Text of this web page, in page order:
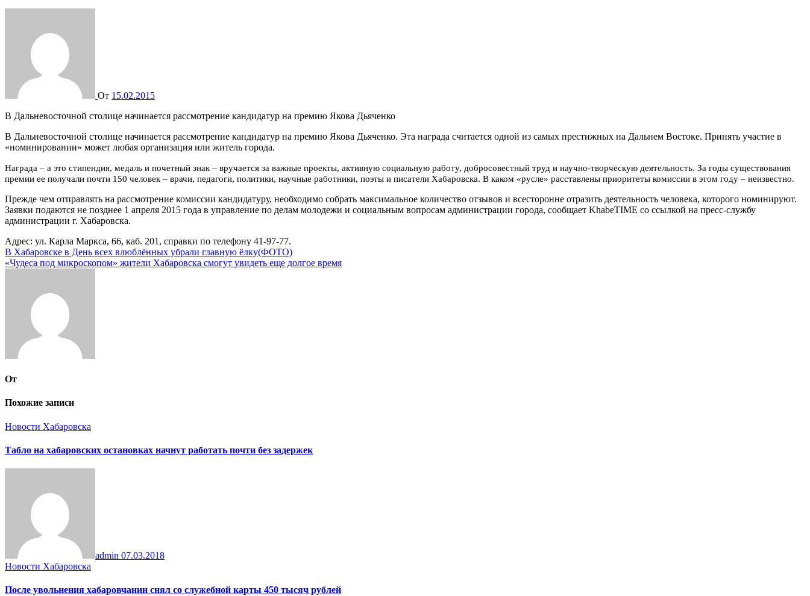
От 15.02.2015
В Дальневосточной столице начинается рассмотрение кандидатур на премию Якова Дьяченко
В Дальневосточной столице начинается рассмотрение кандидатур на премию Якова Дьяченко. Эта награда считается одной из самых престижных на Дальнем Востоке. Принять участие в
«номинировании» может любая организация или житель города.
Награда – а это стипендия, медаль и почетный знак – вручается за важные проекты, активную социальную работу, добросовестный труд и научно-творческую деятельность. За годы существования
премии ее получали почти 150 человек – врачи, педагоги, политики, научные работники, поэты и писатели Хабаровска. В каком «русле» расставлены приоритеты комиссии в этом году – неизвестно.
Прежде чем отправлять на рассмотрение комиссии кандидатуру, необходимо собрать максимальное количество отзывов и всесторонне отразить деятельность человека, которого номинируют.
Заявки подаются не позднее 1 апреля 2015 года в управление по делам молодежи и социальным вопросам администрации города, сообщает KhabeTIME со ссылкой на пресс-службу
администрации г. Хабаровска.
Адрес: ул. Карла Маркса, 66, каб. 201, справки по телефону 41-97-77.
Навигация
по
В Хабаровске в День всех влюблённых убрали главную ёлку(ФОТО)
«Чудеса под микроскопом» жители Хабаровска смогут увидеть еще долгое время
От
Похожие записи
Новости Хабаровска
Табло на хабаровских остановках начнут работать почти без задержек
admin 07.03.2018
Новости Хабаровска
После увольнения хабаровчанин снял со служебной карты 450 тысяч рублей